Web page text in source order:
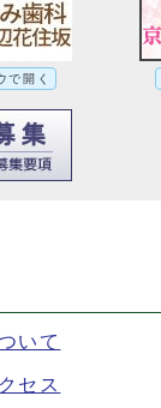
で開く
いて
セス